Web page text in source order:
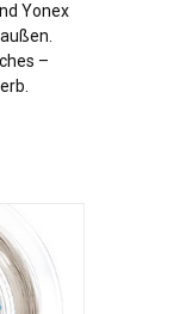
Yonex
–